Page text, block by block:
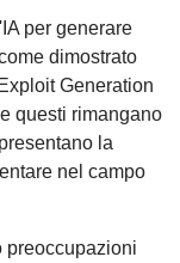
per generare
dimostrato
Generation
questi rimangano
la
nel campo
preoccupazioni